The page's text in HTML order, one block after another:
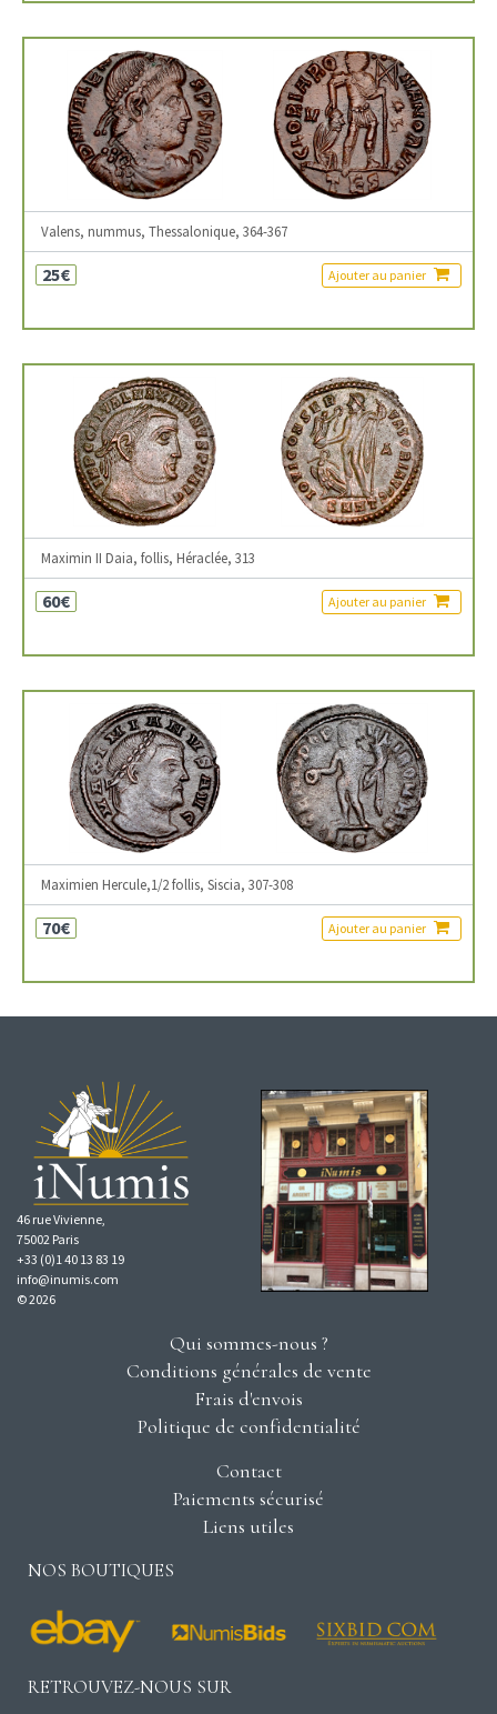
Valens, nummus, Thessalonique, 364-367
25€ Ajouter au panier
Maximin II Daia, follis, Héraclée, 313
60€ Ajouter au panier
Maximien Hercule,1/2 follis, Siscia, 307-308
70€ Ajouter au panier
46 rue Vivienne,
75002 Paris
+33 (0)1 40 13 83 19
info@inumis.com
© 2026
Qui sommes-nous ?
Conditions générales de vente
Frais d'envois
Politique de confidentialité
Contact
Paiements sécurisé
Liens utiles
NOS BOUTIQUES
RETROUVEZ-NOUS SUR